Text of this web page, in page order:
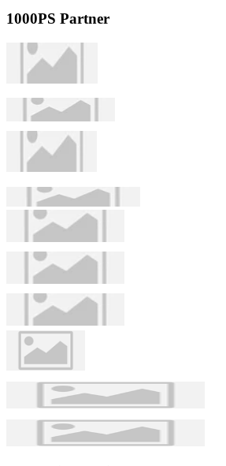
1000PS Partner